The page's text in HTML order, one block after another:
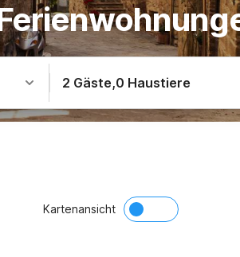
2 Gäste,0 Haustiere
Kartenansicht